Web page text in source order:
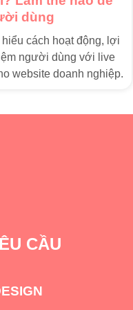
dùng
cách hoạt động, lợi
người dùng với live
website doanh nghiệp.
CẦU